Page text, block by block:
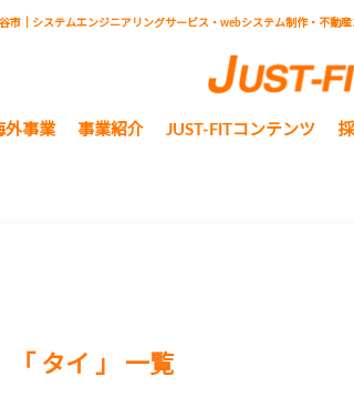
市｜システムエンジニアリングサービス・webシステム制作・不動
外事業 事業紹介 JUST-FITコンテンツ
「 タイ 」 一覧